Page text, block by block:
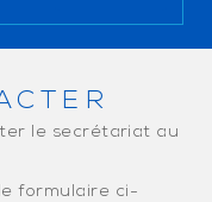
le secrétariat au
formulaire ci-